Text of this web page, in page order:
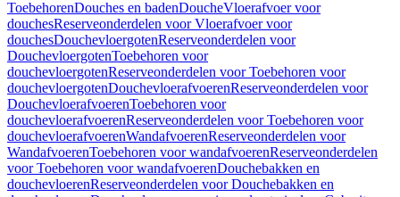
ToebehorenDouches en badenDoucheVloerafvoer voor
douchesReserveonderdelen voor Vloerafvoer voor
douchesDouchevloergotenReserveonderdelen voor
DouchevloergotenToebehoren voor
douchevloergotenReserveonderdelen voor Toebehoren voor
douchevloergotenDouchevloerafvoerenReserveonderdelen voor
DouchevloerafvoerenToebehoren voor
douchevloerafvoerenReserveonderdelen voor Toebehoren voor
douchevloerafvoerenWandafvoerenReserveonderdelen voor
WandafvoerenToebehoren voor wandafvoerenReserveonderdelen
voor Toebehoren voor wandafvoerenDouchebakken en
douchevloerenReserveonderdelen voor Douchebakken en